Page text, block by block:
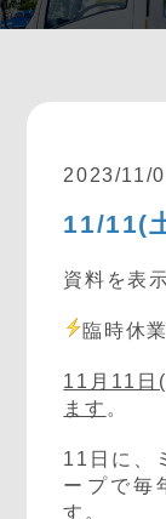
2023/11/
11/11(
資料を表
臨時休
11月11日
ます 。
11日に、
ープで毎
す。